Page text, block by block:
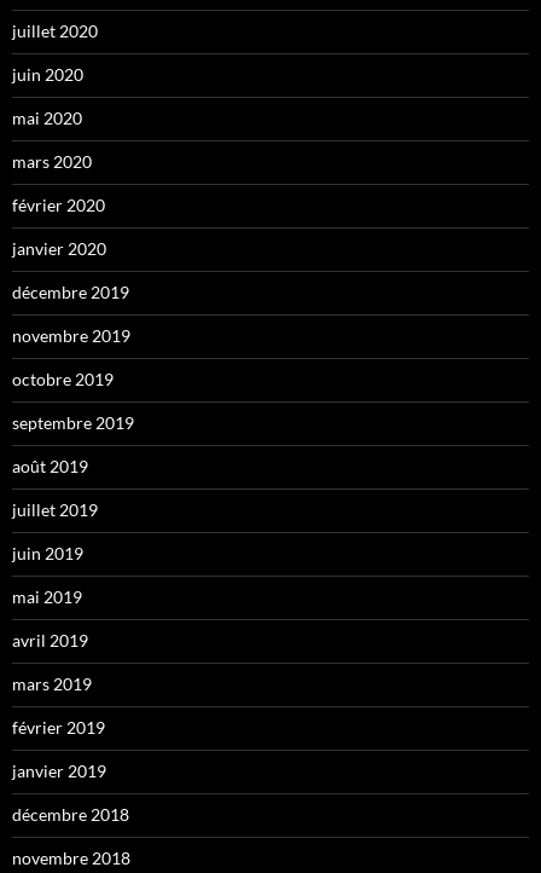
juillet 2020
juin 2020
mai 2020
mars 2020
février 2020
janvier 2020
décembre 2019
novembre 2019
octobre 2019
septembre 2019
août 2019
juillet 2019
juin 2019
mai 2019
avril 2019
mars 2019
février 2019
janvier 2019
décembre 2018
novembre 2018